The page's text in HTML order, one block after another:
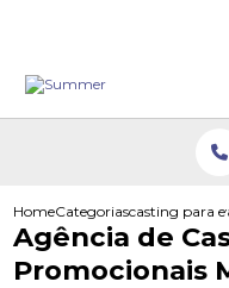
HomeCategoriascasting para
Agência de
Promocionais